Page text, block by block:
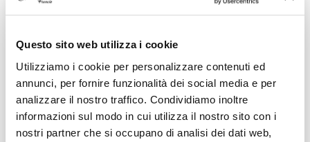
Questo sito web utilizza i cookie
Utilizziamo i cookie per personalizzare contenuti ed
annunci, per fornire funzionalità dei social media e per
analizzare il nostro traffico. Condividiamo inoltre
informazioni sul modo in cui utilizza il nostro sito con i
nostri partner che si occupano di analisi dei dati web,
TUDOR
Pelagos
Ref. M25600TN-0001
TUDOR
Pelagos
Ref. M25600TB-0001